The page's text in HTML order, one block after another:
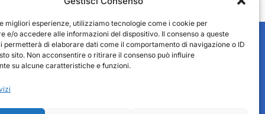
migliori esperienze, utilizziamo tecnologie come i cookie per
e/o accedere alle informazioni del dispositivo. Il consenso a queste
permetterà di elaborare dati come il comportamento di navigazione o ID
sito. Non acconsentire o ritirare il consenso può influire
su alcune caratteristiche e funzioni.